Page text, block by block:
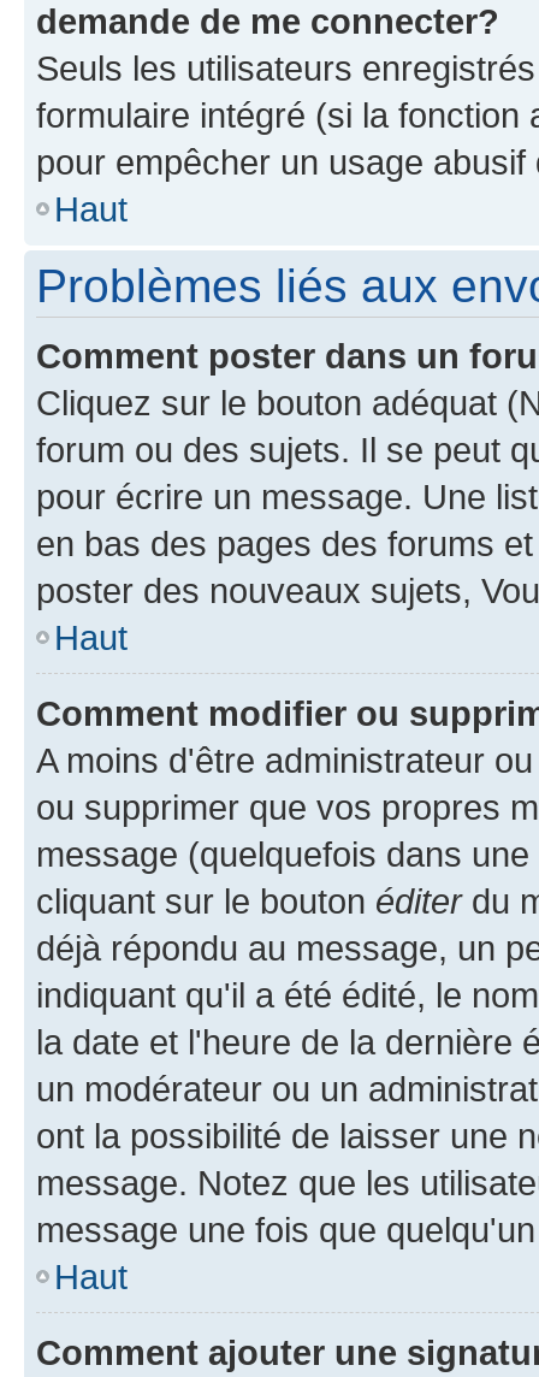
demande de me connecter?
Seuls les utilisateurs
formulaire intégré (si la
pour empêcher un usage
Haut
Problèmes liés aux
Comment poster dans un
Cliquez sur le bouton adéquat
forum ou des sujets. Il se peut
pour écrire un message. Une
en bas des pages des forums
poster des nouveaux sujets,
Haut
Comment modifier ou
A moins d'être administrateur
ou supprimer que vos propres
message (quelquefois dans
cliquant sur le bouton éditerdu
déjà répondu au message, un
indiquant qu'il a été édité, le
la date et l'heure de la dernière
un modérateur ou un
ont la possibilité de laisser une
message. Notez que les
message une fois que
Haut
Comment ajouter une